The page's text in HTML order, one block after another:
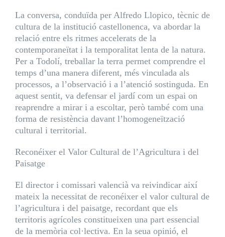
La conversa, conduïda per Alfredo Llopico, tècnic de
cultura de la institució castellonenca, va abordar la
relació entre els ritmes accelerats de la
contemporaneïtat i la temporalitat lenta de la natura.
Per a Todolí, treballar la terra permet comprendre el
temps d’una manera diferent, més vinculada als
processos, a l’observació i a l’atenció sostinguda. En
aquest sentit, va defensar el jardí com un espai on
reaprendre a mirar i a escoltar, però també com una
forma de resistència davant l’homogeneïtzació
cultural i territorial.
Reconéixer el Valor Cultural de l’Agricultura i del
Paisatge
El director i comissari valencià va reivindicar així
mateix la necessitat de reconéixer el valor cultural de
l’agricultura i del paisatge, recordant que els
territoris agrícoles constitueixen una part essencial
de la memòria col·lectiva. En la seua opinió, el